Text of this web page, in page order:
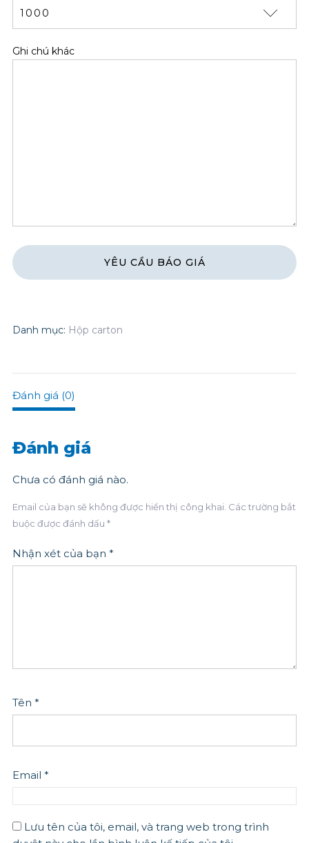
Ghi chú khác
Danh mục: Hộp carton
Đánh giá (0)
Đánh giá
Chưa có đánh giá nào.
Email của bạn sẽ không được hiển thị công khai. Các trường bắt
buộc được đánh dấu *
Nhận xét của bạn *
Tên *
Email *
Lưu tên của tôi, email, và trang web trong trình